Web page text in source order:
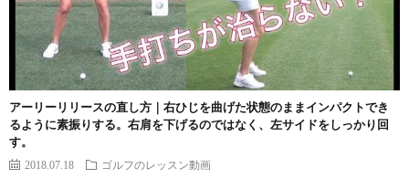
アーリーリリースの直し方｜右ひじを曲げた状態のままインパクトでき
るように素振りする。右肩を下げるのではなく、左サイドをしっかり回
す。
2018.07.18 ゴルフのレッスン動画